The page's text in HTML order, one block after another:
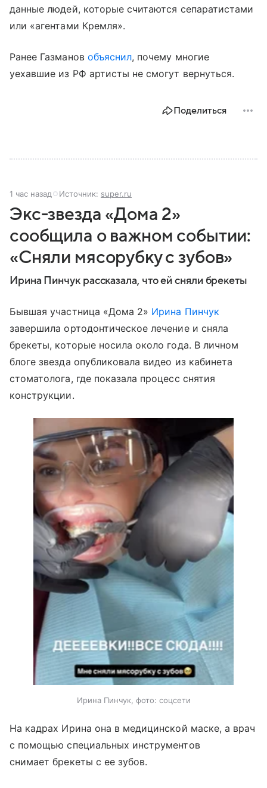
данные людей, которые считаются сепаратистами
или «агентами Кремля».
Ранее Газманов объяснил, почему многие
уехавшие из РФ артисты не смогут вернуться.
Поделиться
1 час назад Источник: super.ru
Экс-звезда «Дома 2»
сообщила о важном событии:
«Сняли мясорубку с зубов»
Ирина Пинчук рассказала, что ей сняли брекеты
Бывшая участница «Дома 2» Ирина Пинчук
завершила ортодонтическое лечение и сняла
брекеты, которые носила около года. В личном
блоге звезда опубликовала видео из кабинета
стоматолога, где показала процесс снятия
конструкции.
Ирина Пинчук, фото: соцсети
На кадрах Ирина она в медицинской маске, а врач
с помощью специальных инструментов
снимает брекеты с ее зубов.